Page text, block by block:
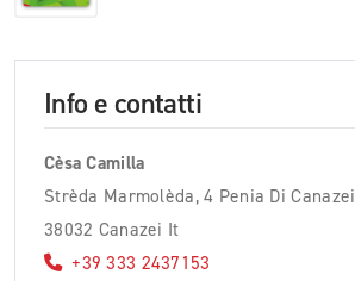
Info e contatti
Cèsa Camilla
Strèda Marmolèda, 4 Penia Di Canazei
38032 Canazei It
+39 333 2437153